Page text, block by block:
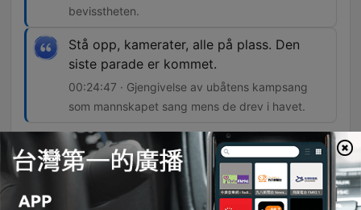
bevisstheten.
Stå opp, kamerater, alle på plass. Den
siste parade er kommet.
00:24:47 · Gjengivelse av ubåtens kampsang
som mannskapet sang mens de drev i havet.
單集